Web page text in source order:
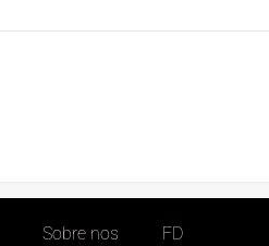
Sobre nos FD